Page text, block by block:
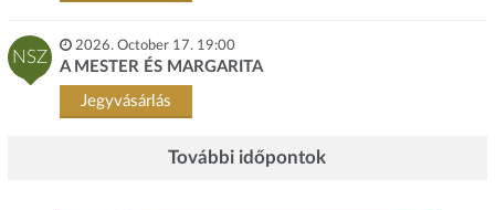
NSZ
2026. October 17. 19:00
A MESTER ÉS MARGARITA
Jegyvásárlás
További időpontok